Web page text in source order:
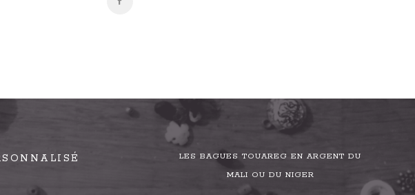
LES BAGUES TOUAREG EN ARGENT DU
MALI OU DU NIGER